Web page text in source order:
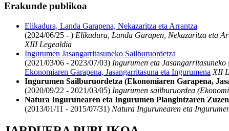
Erakunde publikoa
Elikadura, Landa Garapena, Nekazaritza eta Arrantza
(2024/06/25 - ) Elikadura, Landa Garapen, Nekazaritza eta
XIII Legealdia
Ingurumen Jasangarritasuneko Sailburuordetza
(2021/03/06 - 2023/07/03) Ingurumen eta Jasangarritasuneko
Ekonomiaren Garapena, Jasangarritasuna eta Ingurumena XII
Ingurumen Sailburuordetza (Ekonomiaren Garapena,
(2020/09/22 - 2021/03/05) Ingurumen sailburuordea
Natura Ingurunearen eta Ingurumen Plangintzaren
(2013/01/11 - 2015/07/31) Natura Ingurunearen eta